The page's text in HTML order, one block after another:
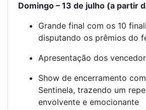
Domingo – 13 de julho (a partir
Grande final com os 10
disputando os prêmios do
Apresentação dos
Show de encerramento
Sentinela, trazendo um
envolvente e emocionante